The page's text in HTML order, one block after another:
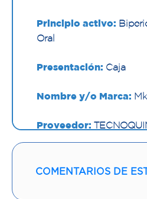
Principio activo:
Oral
Presentación: Caja
Nombre y/o Marca: Mk
Proveedor:
COMENTARIOS DE